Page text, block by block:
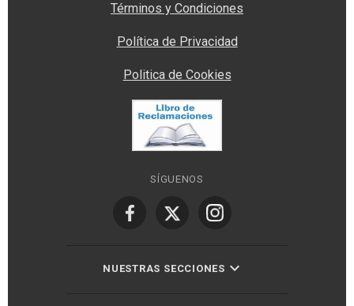
Términos y Condiciones
Política de Privacidad
Politica de Cookies
SÍGUENOS
NUESTRAS SECCIONES